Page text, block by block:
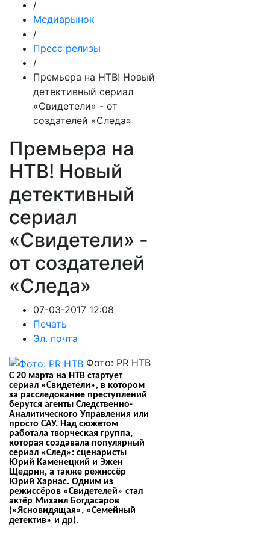
/
Медиарынок
/
Пресс релизы
/
Премьера на НТВ! Новый
детективный сериал
«Свидетели» - от
создателей «Следа»
Премьера на
НТВ! Новый
детективный
сериал
«Свидетели» -
от создателей
«Следа»
07-03-2017 12:08
Печать
Эл. почта
Фото: PR НТВ
С 20 марта на НТВ стартует
сериал «Свидетели», в котором
за расследование преступлений
берутся агенты Следственно-
Аналитического Управления или
просто САУ. Над сюжетом
работала творческая группа,
которая создавала популярный
сериал «След»: сценаристы
Юрий Каменецкий и Эжен
Щедрин, а также режиссёр
Юрий Харнас. Одним из
режиссёров «Свидетелей» стал
актёр Михаил Богдасаров
(«Ясновидящая», «Семейный
детектив» и др).